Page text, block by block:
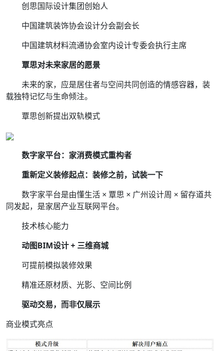
创思国际设计集团创始人
中国建筑装饰协会设计分会副会长
中国建筑材料流通协会室内设计专委会执行主席
覃思对未来家居的愿景
未来的家，应是居住者与空间共同创造的情感容器，装
载独特记忆与生命倾注。
覃思创新提出双轨模式
数字家平台：家消费模式重构者
重新定义装修起点：装修之前，试装一下
数字家平台是由懂生活 × 覃思 × 广州设计周 × 留存道共
同发起，是家居产业互联网平台。
技术核心能力
动图BIM设计 + 三维商城
可提前模拟装修效果
精准还原材质、光影、空间比例
驱动交易，而非仅展示
商业模式亮点